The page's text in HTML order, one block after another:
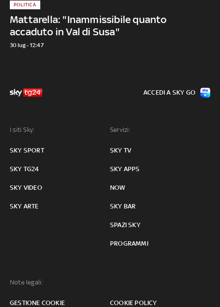
Mattarella: "Inammissibile quanto
accaduto in Val di Susa"
POLITICA
30 lug - 12:47
I siti Sky:
SKY SPORT
SKY TG24
SKY VIDEO
SKY ARTE
Servizi:
SKY TV
SKY APPS
NOW
SKY BAR
SPAZI SKY
PROGRAMMI
Note legali:
GESTIONE COOKIE COOKIE POLICY
ACCEDI A SKY GO